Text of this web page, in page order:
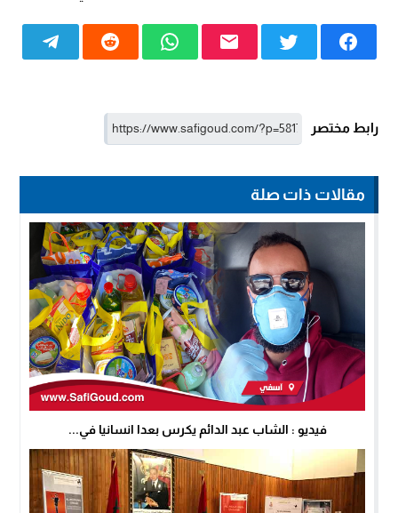
رابط مختصر
مقالات ذات صلة
فيديو : الشاب عبد الدائم يكرس بعدا انسانيا في...